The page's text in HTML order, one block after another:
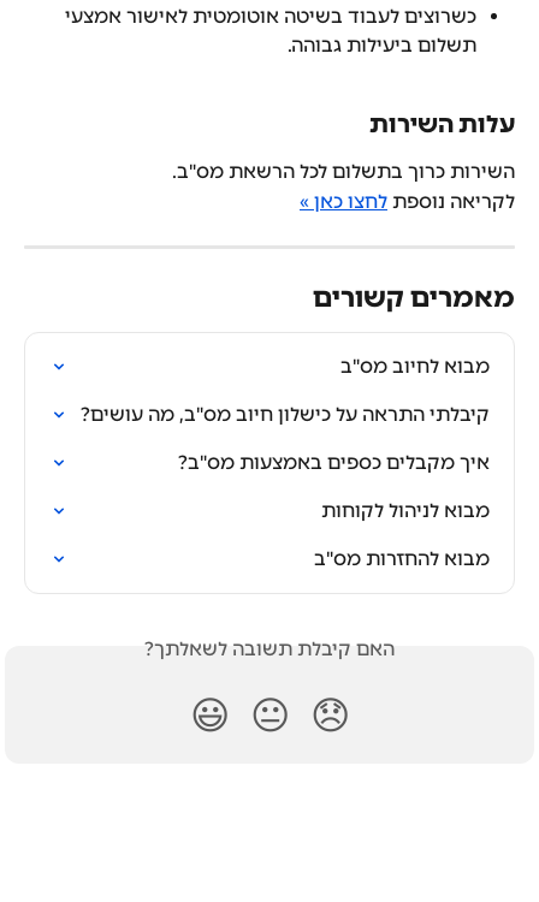
כשרוצים לעבוד בשיטה אוטומטית לאישור אמצעי
תשלום ביעילות גבוהה.
עלות השירות
השירות כרוך בתשלום לכל הרשאת מס"ב.
לקריאה נוספת לחצו כאן »
מאמרים קשורים
מבוא לחיוב מס"ב
קיבלתי התראה על כישלון חיוב מס"ב, מה עושים?
איך מקבלים כספים באמצעות מס"ב?
מבוא לניהול לקוחות
מבוא להחזרות מס"ב
האם קיבלת תשובה לשאלתך?
😞
😐
😃